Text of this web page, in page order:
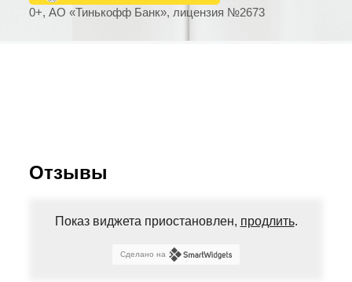
0+, АО «Тинькофф Банк», лицензия №2673
Отзывы
Показ виджета приостановлен, продлить.
Сделано на